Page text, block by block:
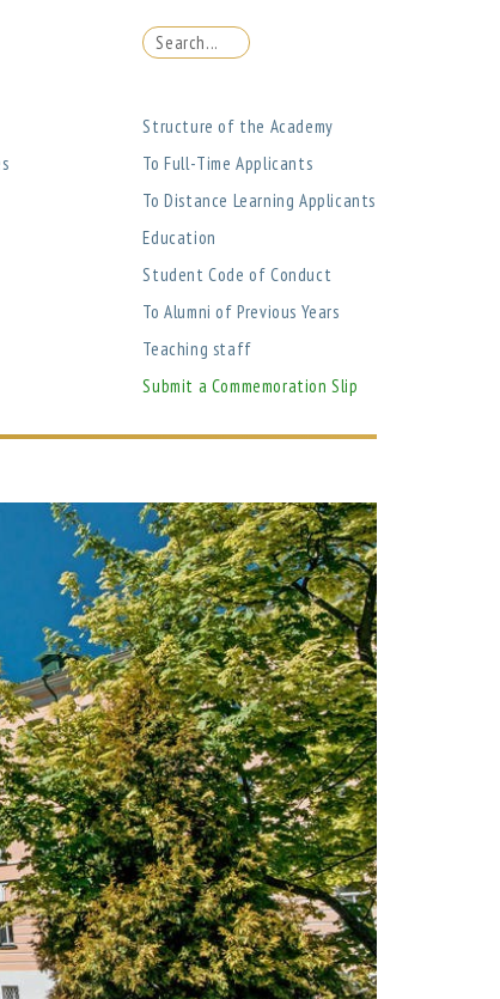
Structure of the Academy
To Full-Time Applicants
To Distance Learning Applicants
Education
Student Code of Conduct
To Alumni of Previous Years
Teaching staff
Submit a Commemoration Slip